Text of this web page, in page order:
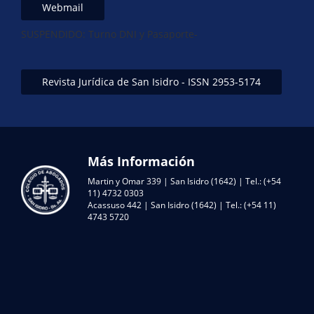
Webmail
SUSPENDIDO: Turno DNI y Pasaporte-
Revista Jurídica de San Isidro - ISSN 2953-5174
Más Información
Martin y Omar 339 | San Isidro (1642) | Tel.: (+54
11) 4732 0303
Acassuso 442 | San Isidro (1642) | Tel.: (+54 11)
4743 5720